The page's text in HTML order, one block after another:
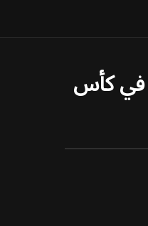
【انقر للحصول على صورة رمزية مجانية لفريقك المفضل】كيفية مشاهدة مباراة دور الـ32 في كأس